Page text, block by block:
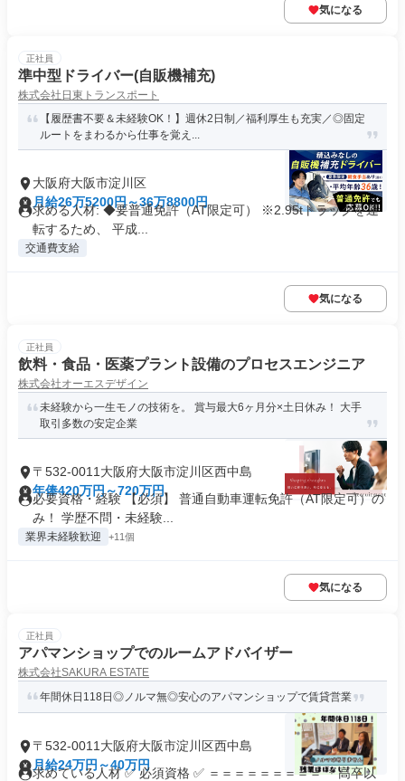
気になる
正社員
準中型ドライバー(自販機補充)
株式会社日東トランスポート
【履歴書不要＆未経験OK！】週休2日制／福利厚生も充実／◎固定
ルートをまわるから仕事を覚え...
大阪府大阪市淀川区
月給26万5200円～36万8800円
求める人材: ◆要普通免許（AT限定可） ※2.95tトラックを運
転するため、 平成...
交通費支給
気になる
正社員
飲料・食品・医薬プラント設備のプロセスエンジニア
株式会社オーエスデザイン
未経験から一生モノの技術を。 賞与最大6ヶ月分×土日休み！ 大手
取引多数の安定企業
〒532-0011大阪府大阪市淀川区西中島
年俸420万円～720万円
必要資格・経験 【必須】 普通自動車運転免許（AT限定可）の
み！ 学歴不問・未経験...
業界未経験歓迎 +11個
気になる
正社員
アパマンショップでのルームアドバイザー
株式会社SAKURA ESTATE
年間休日118日◎ノルマ無◎安心のアパマンショップで賃貸営業
〒532-0011大阪府大阪市淀川区西中島
月給24万円～40万円
求めている人材 ✅ 必須資格 ✅ ＝＝＝＝＝＝＝＝＝ ＊高卒以